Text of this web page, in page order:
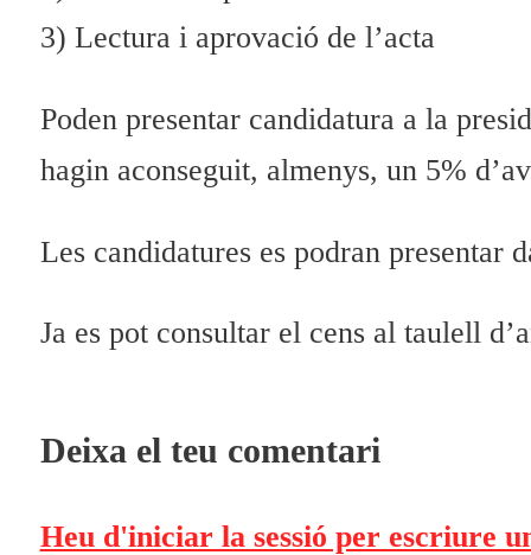
3) Lectura i aprovació de l’acta
Poden presentar candidatura a la
hagin aconseguit, almenys, un 5%
Les candidatures es podran presentar
Ja es pot consultar el cens al taulell
Deixa el teu comentari
Heu d'iniciar la sessió per escriure